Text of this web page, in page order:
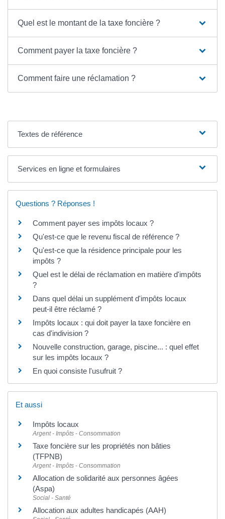
Quel est le montant de la taxe foncière ?
Comment payer la taxe foncière ?
Comment faire une réclamation ?
Textes de référence
Services en ligne et formulaires
Questions ? Réponses !
Comment payer ses impôts locaux ?
Qu'est-ce que le revenu fiscal de référence ?
Qu'est-ce que la résidence principale pour les
impôts ?
Quel est le délai de réclamation en matière d'impôts
?
Dans quel délai un supplément d'impôts locaux
peut-il être réclamé ?
Impôts locaux : qui doit payer la taxe foncière en
cas d'indivision ?
Nouvelle construction, garage, piscine... : quel effet
sur les impôts locaux ?
En quoi consiste l'usufruit ?
Et aussi
Impôts locaux
Argent - Impôts - Consommation
Taxe foncière sur les propriétés non bâties
(TFPNB)
Argent - Impôts - Consommation
Allocation de solidarité aux personnes âgées
(Aspa)
Social - Santé
Allocation aux adultes handicapés (AAH)